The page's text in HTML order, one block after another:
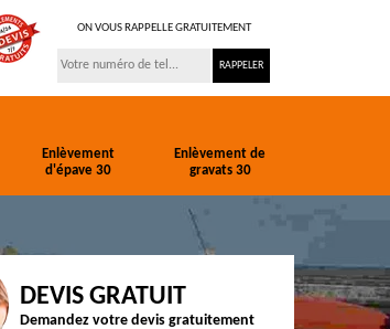
ON VOUS RAPPELLE GRATUITEMENT
Enlèvement
d'épave 30
Enlèvement de
gravats 30
DEVIS GRATUIT
Demandez votre devis gratuitement